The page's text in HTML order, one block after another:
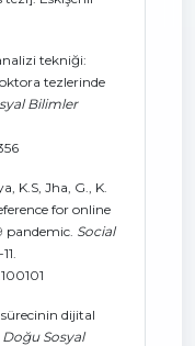
tekniği:
tezlerinde
Bilimler
K.S, Jha, G., K.
for online
pandemic. Social
dijital
Doğu Sosyal